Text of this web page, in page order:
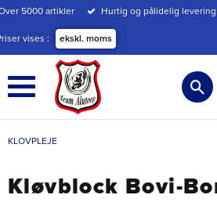
Menu
5000 artikler Hurtig og pålidelig
vises ekskl. moms
KLOVPLEJE
Kløvblock Bovi-